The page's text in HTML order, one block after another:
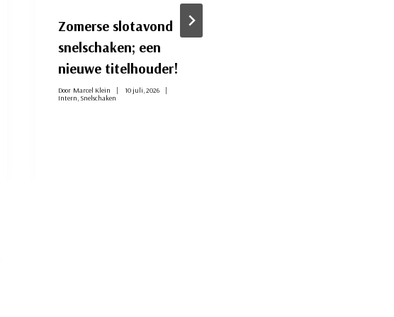
Zomerse slotavond
snelschaken; een
nieuwe titelhouder!
Door Marcel Klein
10 juli, 2026
Intern, Snelschaken